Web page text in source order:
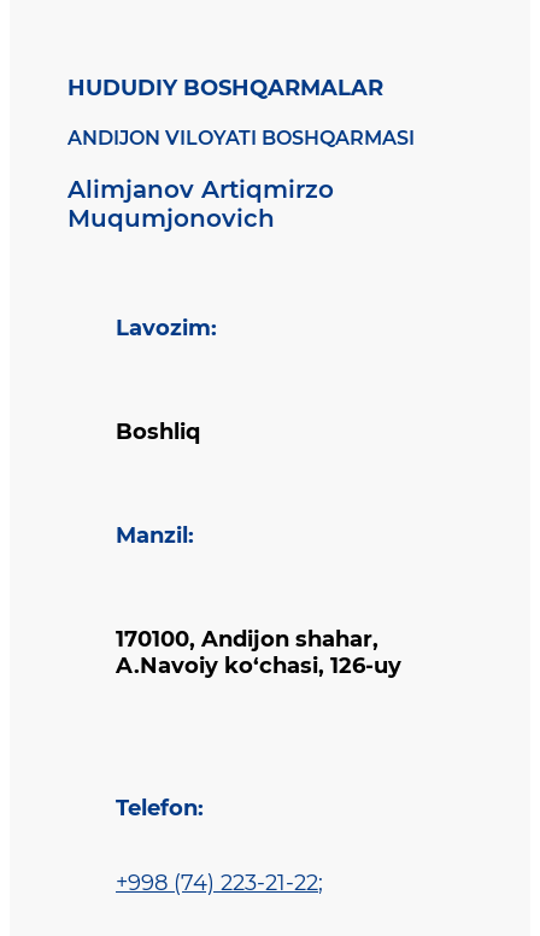
HUDUDIY BOSHQARMALAR
ANDIJON VILOYATI BOSHQARMASI
Alimjanov Artiqmirzo
Muqumjonovich
Lavozim:
Boshliq
Manzil :
170100, Andijon shahar,
A.Navoiy ko‘chasi, 126-uy
Telefon:
+998 (74) 223-21-22;